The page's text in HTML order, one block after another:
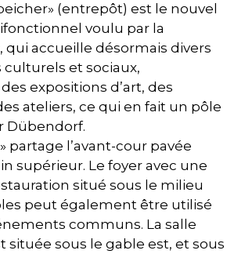
(entrepôt) est le nouvel
voulu par la
qui accueille désormais divers
et sociaux,
expositions d’art, des
ateliers, ce qui en fait un pôle
Dübendorf.
partage l’avant-cour pavée
supérieur. Le foyer avec une
situé sous le milieu
peut également être utilisé
communs. La salle
située sous le gable est, et sous